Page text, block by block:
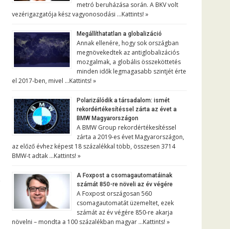
metró beruházása során. A BKV volt
vezérigazgatója kész vagyonosodási …Kattints! »
Megállíthatatlan a globalizáció
Annak ellenére, hogy sok országban
megnövekedtek az antiglobalizációs
mozgalmak, a globális összeköttetés
minden idők legmagasabb szintjét érte
el 2017-ben, mivel …Kattints! »
Polarizálódik a társadalom: ismét
rekordértékesítéssel zárta az évet a
BMW Magyarországon
A BMW Group rekordértékesítéssel
zárta a 2019-es évet Magyarországon,
az előző évhez képest 18 százalékkal több, összesen 3714
BMW-t adtak …Kattints! »
A Foxpost a csomagautomatáinak
számát 850-re növeli az év végére
A Foxpost országosan 560
csomagautomatát üzemeltet, ezek
számát az év végére 850-re akarja
növelni – mondta a 100 százalékban magyar …Kattints! »